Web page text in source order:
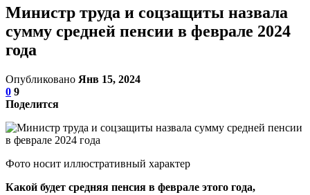
Министр труда и соцзащиты назвала
сумму средней пенсии в феврале 2024
года
Опубликовано Янв 15, 2024
0 9
Поделится
Фото носит иллюстративный характер
Какой будет средняя пенсия в феврале этого года,